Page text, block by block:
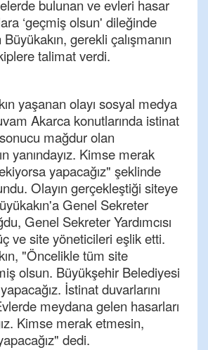
bulunan ve evleri hasar
‘geçmiş olsun' dileğinde
gerekli çalışmanın
talimat verdi.
yaşanan olayı sosyal medya
Akarca konutlarında istinat
mağdur olan
yanındayız. Kimse merak
yapacağız" şeklinde
Olayın gerçekleştiği siteye
Genel Sekreter
Genel Sekreter Yardımcısı
ve site yöneticileri eşlik etti.
"Öncelikle tüm site
olsun. Büyükşehir Belediyesi
İstinat duvarlarını
meydana gelen hasarları
Kimse merak etmesin,
dedi.